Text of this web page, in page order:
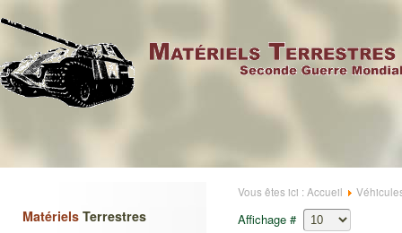
Matériels Terrestres
Vous êtes ici : Accueil
Affichage #